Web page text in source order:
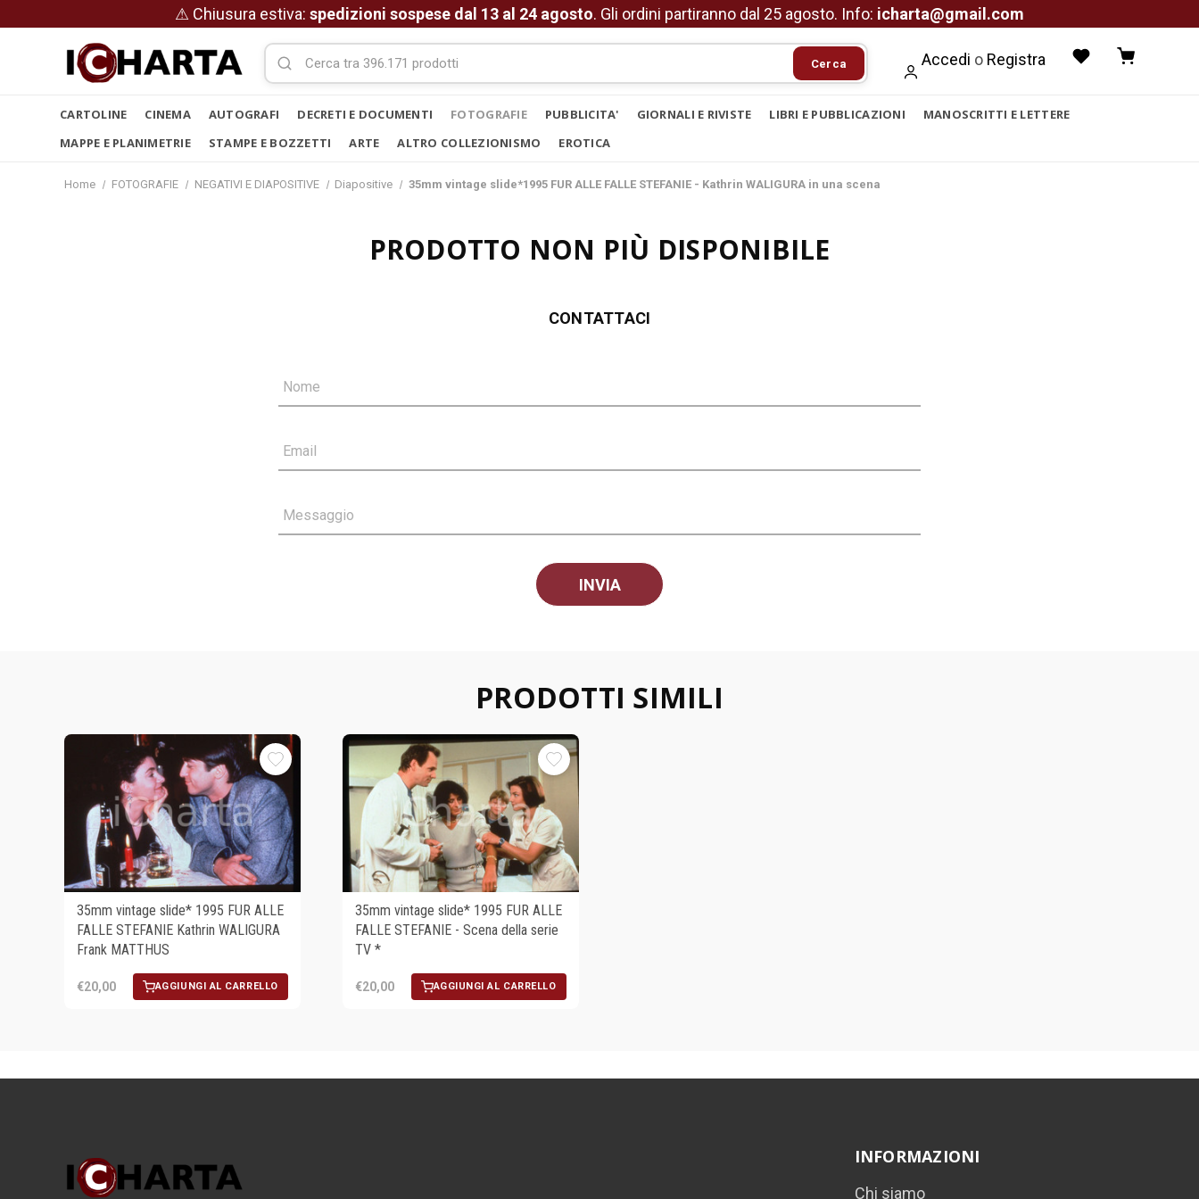
⚠ Chiusura estiva: spedizioni sospese dal 13 al 24 agosto. Gli ordini partiranno dal 25 agosto. Info: icharta@gmail.com
Cerca Accedi o Registra
CARTOLINE CINEMA AUTOGRAFI DECRETI E DOCUMENTI FOTOGRAFIE PUBBLICITA' GIORNALI E RIVISTE LIBRI E PUBBLICAZIONI
MANOSCRITTI E LETTERE
MAPPE E PLANIMETRIE
STAMPE E BOZZETTI ARTE ALTRO COLLEZIONISMO EROTICA
Home FOTOGRAFIE NEGATIVI E DIAPOSITIVE Diapositive 35mm vintage slide*1995 FUR ALLE FALLE STEFANIE - Kathrin WALIGURA in una scena
PRODOTTO NON PIÙ DISPONIBILE
CONTATTACI
Nome
Email
Messaggio
PRODOTTI SIMILI
35mm vintage slide* 1995 FUR ALLE
FALLE STEFANIE Kathrin WALIGURA
Frank MATTHUS
€20,00 AGGIUNGI AL CARRELLO
35mm vintage slide* 1995 FUR ALLE
FALLE STEFANIE - Scena della serie
TV *
€20,00 AGGIUNGI AL CARRELLO
INFORMAZIONI
Chi siamo